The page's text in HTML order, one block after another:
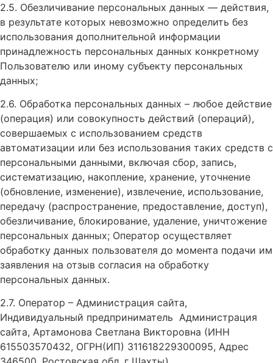
2.5. Обезличивание персональных данных — действия,
в результате которых невозможно определить без
использования дополнительной информации
принадлежность персональных данных конкретному
Пользователю или иному субъекту персональных
данных;
2.6. Обработка персональных данных – любое действие
(операция) или совокупность действий (операций),
совершаемых с использованием средств
автоматизации или без использования таких средств с
персональными данными, включая сбор, запись,
систематизацию, накопление, хранение, уточнение
(обновление, изменение), извлечение, использование,
передачу (распространение, предоставление, доступ),
обезличивание, блокирование, удаление, уничтожение
персональных данных; Оператор осуществляет
обработку данных пользователя до момента подачи им
заявления на отзыв согласия на обработку
персональных данных.
2.7. Оператор – Администрация сайта,
Индивидуальный предприниматель Администрация
сайта, Артамонова Светлана Викторовна (ИНН
615503570432, ОГРН(ИП) 311618229300095, Адрес